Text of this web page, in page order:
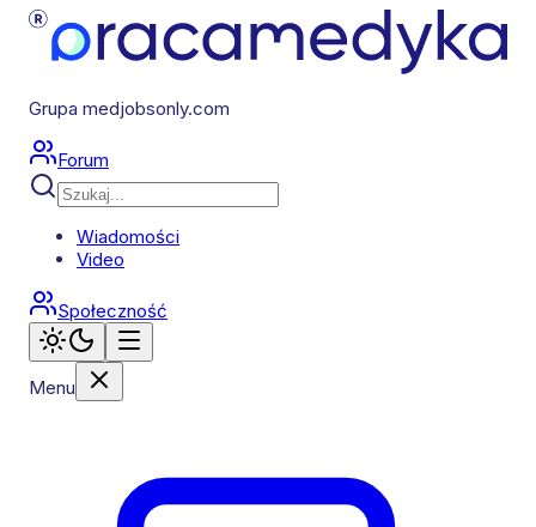
Grupa medjobsonly.com
Forum
Wiadomości
Video
Społeczność
Menu